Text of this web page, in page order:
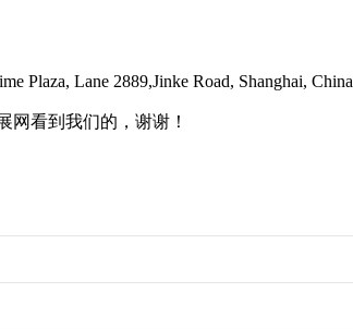
Plaza, Lane 2889,Jinke Road, Shanghai, China
网看到我们的，谢谢！